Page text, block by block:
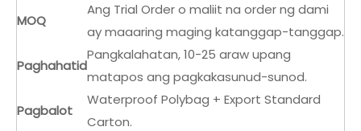
MOQ
Ang Trial Order o maliit na order ng dami
ay maaaring maging katanggap-tanggap.
Paghahatid
Pangkalahatan, 10-25 araw upang
matapos ang pagkakasunud-sunod.
Pagbalot
Waterproof Polybag + Export Standard
Carton.